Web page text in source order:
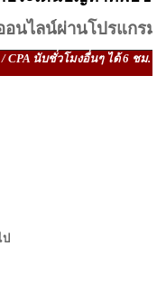
อนไลน์ผ่านโปรแกรม
/ CPA นับชั่วโมงอื่นๆ ได้ 6 ชม.
ป